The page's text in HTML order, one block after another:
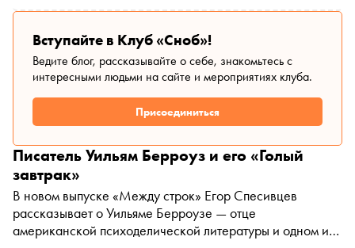
Вступайте в Клуб «Сноб»!
Ведите блог, рассказывайте о себе, знакомьтесь с
интересными людьми на сайте и мероприятиях клуба.
Присоединиться
Писатель Уильям Берроуз и его «Голый
завтрак»
В новом выпуске «Между строк» Егор Спесивцев
рассказывает о Уильяме Берроузе — отце
американской психоделической литературы и одном из